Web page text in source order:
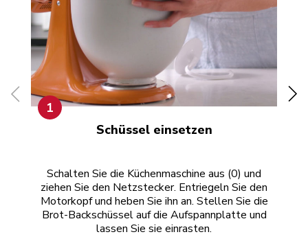
1
Schüssel einsetzen
Schalten Sie die Küchenmaschine aus (0) und
ziehen Sie den Netzstecker. Entriegeln Sie den
Motorkopf und heben Sie ihn an. Stellen Sie die
Brot-Backschüssel auf die Aufspannplatte und
lassen Sie sie einrasten.